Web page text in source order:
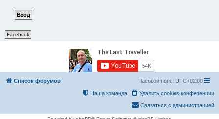
Facebook
Список форумов Часовой пояс: UTC+02:00
Удалить cookies конференции
Наша команда
Связаться с администрацией